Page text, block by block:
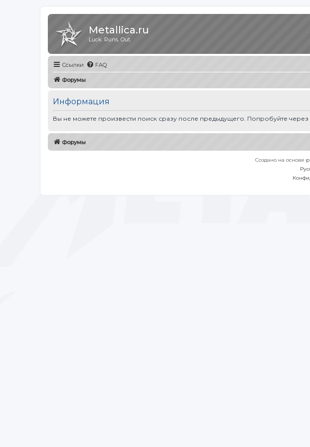
Metallica.ru
Luck. Runs. Out.
Ссылки FAQ
Форумы
Информация
Вы не можете произвести поиск сразу после предыдущего. Попробуйте через
Форумы
Создано на основе